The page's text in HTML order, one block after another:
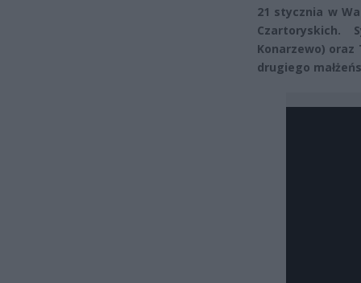
21 stycznia w
Czartoryskich.
Konarzewo)
drugiego